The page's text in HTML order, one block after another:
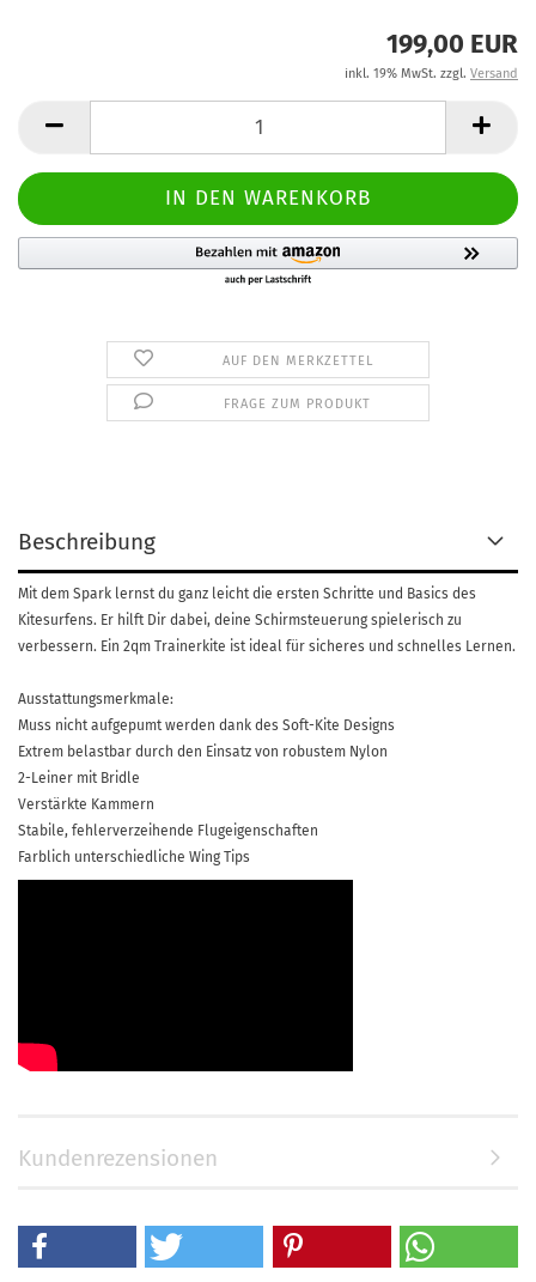
199,00 EUR
inkl. 19% MwSt. zzgl. Versand
AUF DEN MERKZETTEL
FRAGE ZUM PRODUKT
Beschreibung
Mit dem Spark lernst du ganz leicht die ersten Schritte und Basics des
Kitesurfens. Er hilft Dir dabei, deine Schirmsteuerung spielerisch zu
verbessern. Ein 2qm Trainerkite ist ideal für sicheres und schnelles Lernen.
Ausstattungsmerkmale:
Muss nicht aufgepumt werden dank des Soft-Kite Designs
Extrem belastbar durch den Einsatz von robustem Nylon
2-Leiner mit Bridle
Verstärkte Kammern
Stabile, fehlerverzeihende Flugeigenschaften
Farblich unterschiedliche Wing Tips
Kundenrezensionen